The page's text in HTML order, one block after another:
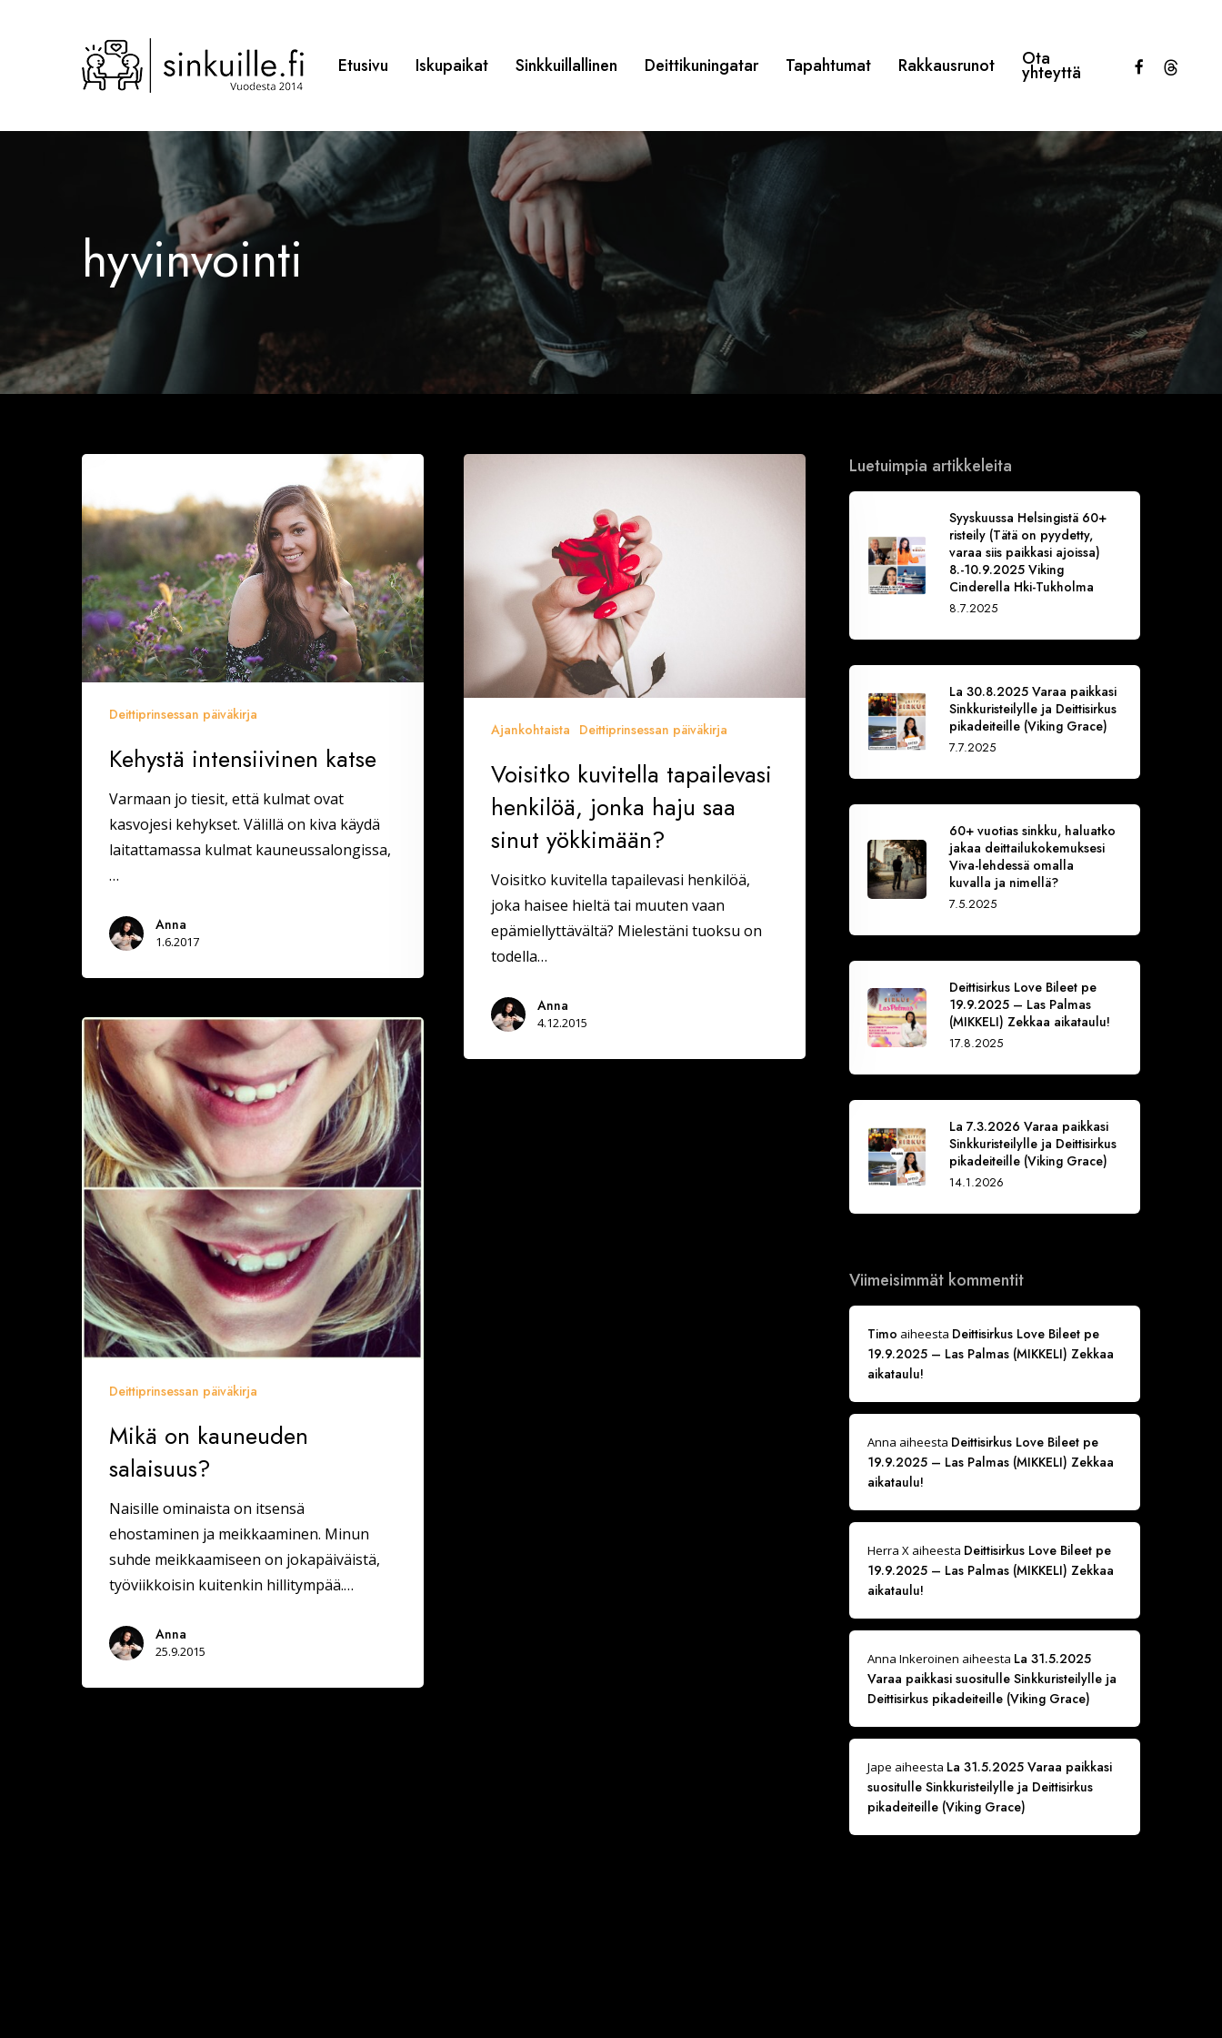
Etusivu Iskupaikat Sinkkuillallinen Deittikuningatar Tapahtumat Rakkausrunot Ota
yhteyttä facebookthreads
hyvinvointi
Kehystä
katse
Deittiprinsessan päiväkirja
Kehystä intensiivinen katse
Varmaan jo tiesit, että kulmat ovat
kasvojesi kehykset. Välillä on kiva käydä
laitattamassa kulmat kauneussalongissa,
…
Anna
1.6.2017
Voisitko
jonka
yökkimään?
Ajankohtaista Deittiprinsessan päiväkirja
Voisitko kuvitella tapailevasi
henkilöä, jonka haju saa
sinut yökkimään?
Voisitko kuvitella tapailevasi henkilöä,
joka haisee hieltä tai muuten vaan
epämiellyttävältä? Mielestäni tuoksu on
todella…
Anna
4.12.2015
Mikä
on
kauneuden
salaisuus?
Deittiprinsessan päiväkirja
Mikä on kauneuden
salaisuus?
Naisille ominaista on itsensä
ehostaminen ja meikkaaminen. Minun
suhde meikkaamiseen on jokapäiväistä,
työviikkoisin kuitenkin hillitympää.…
Anna
25.9.2015
Luetuimpia artikkeleita
Syyskuussa Helsingistä 60+
risteily (Tätä on pyydetty,
varaa siis paikkasi ajoissa)
8.-10.9.2025 Viking
Cinderella Hki-Tukholma
8.7.2025
La 30.8.2025 Varaa paikkasi
Sinkkuristeilylle ja Deittisirkus
pikadeiteille (Viking Grace)
7.7.2025
60+ vuotias sinkku, haluatko
jakaa deittailukokemuksesi
Viva-lehdessä omalla
kuvalla ja nimellä?
7.5.2025
Deittisirkus Love Bileet pe
19.9.2025 – Las Palmas
(MIKKELI) Zekkaa aikataulu!
17.8.2025
La 7.3.2026 Varaa paikkasi
Sinkkuristeilylle ja Deittisirkus
pikadeiteille (Viking Grace)
14.1.2026
Viimeisimmät kommentit
Timo aiheesta Deittisirkus Love Bileet pe
19.9.2025 – Las Palmas (MIKKELI) Zekkaa
aikataulu!
Anna aiheesta Deittisirkus Love Bileet pe
19.9.2025 – Las Palmas (MIKKELI) Zekkaa
aikataulu!
Herra Xaiheesta Deittisirkus Love Bileet pe
19.9.2025 – Las Palmas (MIKKELI) Zekkaa
aikataulu!
Anna Inkeroinen aiheesta La 31.5.2025
Varaa paikkasi suositulle Sinkkuristeilylle ja
Deittisirkus pikadeiteille (Viking Grace)
Jape aiheesta La 31.5.2025 Varaa paikkasi
suositulle Sinkkuristeilylle ja Deittisirkus
pikadeiteille (Viking Grace)